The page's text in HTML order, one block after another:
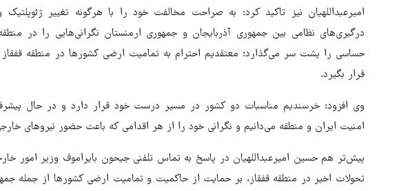
امیرعبداللهیان نیز تاکید کرد: به صراحت مخالفت خود را با هرگونه تغییر
درگیری‌های نظامی بین جمهوری آذربایجان و جمهوری ارمنستان نگرانی‌هایی را در
حساسی را پشت سر می‌گذارد؛ معتقدیم احترام به تمامیت ارضی کشورها در منطقه
قرار بگیرد.
وی افزود: خرسندیم مناسبات دو کشور در مسیر درست خود قرار دارد و در حال
امنیت ایران و منطقه می‌دانیم و نگرانی خود را از هر اقدامی که باعث حضور نیروهای
پیش‌تر هم حسین امیرعبداللهیان در پاسخ به تماس تلفنی جیحون بایراموف وزیر امور
تحولات اخیر در منطقه قفقاز، بر حمایت از حاکمیت و تمامیت ارضی کشورها از جمله